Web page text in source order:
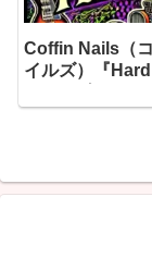
Coffin Nails（
イルズ）『
産声を上げたサ
ァスト、そして
スな一枚